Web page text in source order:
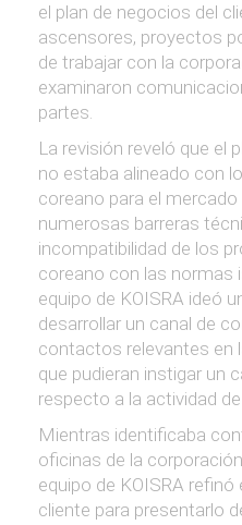
el plan de negocios del
ascensores, proyectos
de trabajar con la
examinaron
partes.
La revisión reveló que el
no estaba alineado con
coreano para el mercado
numerosas barreras
incompatibilidad de los
coreano con las normas
equipo de KOISRA ideó
desarrollar un canal de
contactos relevantes en
que pudieran instigar un
respecto a la actividad
Mientras identificaba
oficinas de la
equipo de KOISRA
cliente para presentarlo